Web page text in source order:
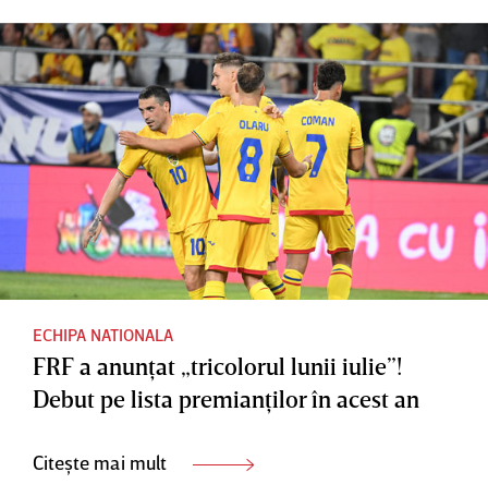
ECHIPA NATIONALA
FRF a anunţat „tricolorul lunii iulie”!
Debut pe lista premianţilor în acest an
Citește mai mult